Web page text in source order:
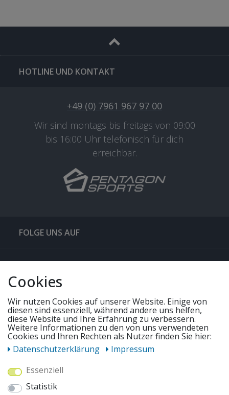
HOTLINE UND KONTAKT
+49 (0) 7961 967 97 00
Wir sind montags bis freitags von 09:00
bis 16:00 Uhr telefonisch für dich
erreichbar.
FOLGE UNS AUF
QUICKLINKS & TIPPS
UNSERE ANGEBOTE
WIR VERSENDEN MIT
Cookies
Wir nutzen Cookies auf unserer Website. Einige von
diesen sind essenziell, während andere uns helfen,
diese Website und Ihre Erfahrung zu verbessern.
Weitere Informationen zu den von uns verwendeten
Cookies und Ihren Rechten als Nutzer finden Sie hier:
Daten­schutz­erklärung
Impressum
Essenziell
Statistik